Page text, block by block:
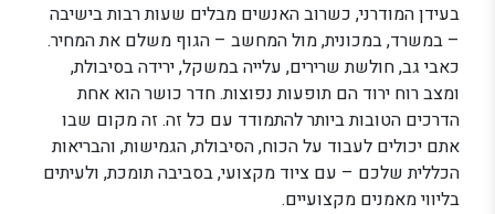
בעידן המודרני, כשרוב האנשים מבלים שעות רבות בישיבה
– במשרד, במכונית, מול המחשב – הגוף משלם את המחיר.
כאבי גב, חולשת שרירים, עלייה במשקל, ירידה בסיבולת,
ומצב רוח ירוד הם תופעות נפוצות. חדר כושר הוא אחת
הדרכים הטובות ביותר להתמודד עם כל זה. זה מקום שבו
אתם יכולים לעבוד על הכוח, הסיבולת, הגמישות, והבריאות
הכללית שלכם – עם ציוד מקצועי, בסביבה תומכת, ולעיתים
בליווי מאמנים מקצועיים.